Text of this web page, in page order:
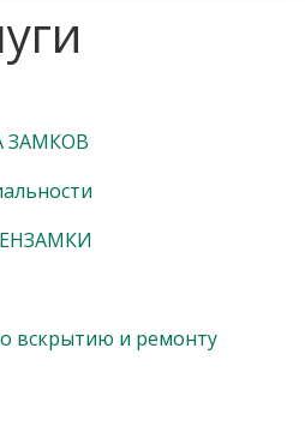
ЗАМКОВ
вскрытию и ремонту